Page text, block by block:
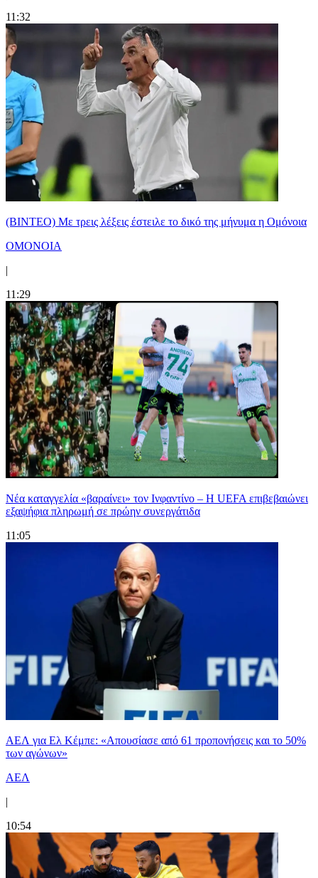
11:32
(ΒΙΝΤΕΟ) Με τρεις λέξεις έστειλε το δικό της μήνυμα η Ομόνοια
ΟΜΟΝΟΙΑ
|
11:29
Νέα καταγγελία «βαραίνει» τον Ινφαντίνο – Η UEFA επιβεβαιώνει
εξαψήφια πληρωμή σε πρώην συνεργάτιδα
11:05
ΑΕΛ για Ελ Κέμπε: «Απουσίασε από 61 προπονήσεις και το 50%
των αγώνων»
ΑΕΛ
|
10:54